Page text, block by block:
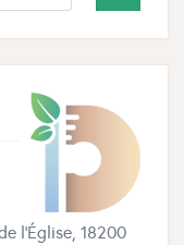
l’Église, 18200